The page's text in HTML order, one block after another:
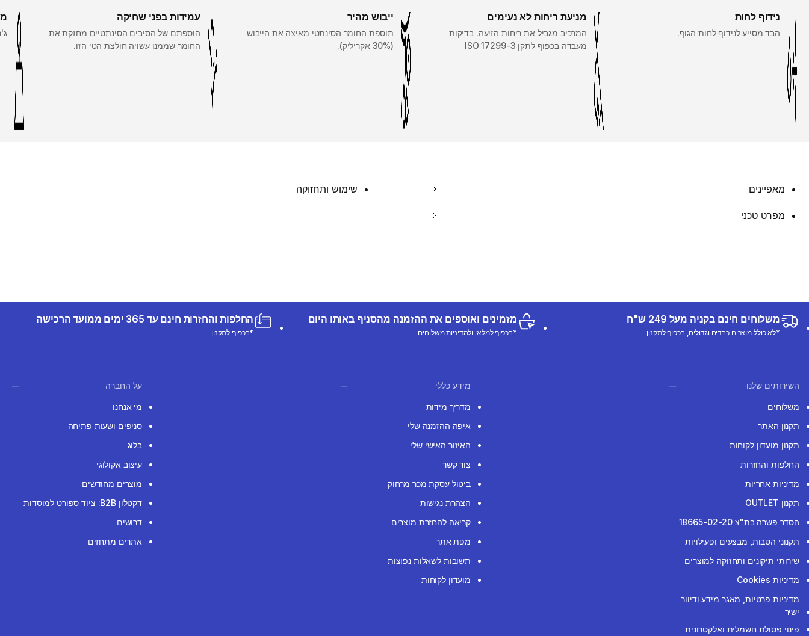
נידוף לחות
הבד מסייע לנידוף לחות הגוף.
מניעת ריחות לא נעימים
המרכיב מגביל את ריחות הזיעה. בדיקות
מעבדה בכפוף לתקן ISO 17299-3
ייבוש מהיר
תוספת החומר הסינתטי מאיצה את הייבוש
(30% אקריליק).
עמידות בפני שחיקה
הוספתם של הסיבים הסינתטיים מחזקת את
החומר שממנו עשויה חולצת הטי הזו.
ג'רסי 155
מאפיינים שימוש ותחזוקה
מפרט טכני
משלוחים חינם בקניה מעל 249 ש"ח
*לא כולל מוצרים כבדים וגדולים, בכפוף לתקנון
מזמינים ואוספים את ההזמנה מהסניף באותו היום
*בכפוף למלאי ולמדיניות משלוחים
החלפות והחזרות חינם עד 365 ימים ממועד הרכישה
*בכפוף לתקנון
השירותים שלנו
משלוחים
תקנון האתר
תקנון מועדון לקוחות
החלפות והחזרות
מדיניות אחריות
תקנון OUTLET
הסדר פשרה בת"צ 18665-02-20
תקנוני הטבות, מבצעים ופעילויות
שירותי תיקונים ותחזוקה למוצרים
מדיניות Cookies
מדיניות פרטיות, מאגר מידע ודיוור
ישיר
פינוי פסולת חשמלית ואלקטרונית
מידע כללי
מדריך מידות
איפה ההזמנה שלי
האיזור האישי שלי
צור קשר
ביטול עסקת מכר מרחוק
הצהרת נגישות
קריאה להחזרת מוצרים
מפת אתר
תשובות לשאלות נפוצות
מועדון לקוחות
על החברה
מי אנחנו
סניפים ושעות פתיחה
בלוג
עיצוב אקולוגי
מוצרים מחודשים
דקטלון B2B: ציוד ספורט למוסדות
דרושים
אתרים מתחזים